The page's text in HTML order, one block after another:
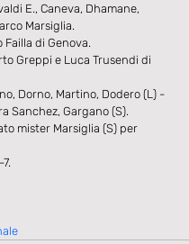
E., Caneva, Dhamane,
Marsiglia.
Failla di Genova.
Greppi e Luca Trusendi di
Dorno, Martino, Dodero (L) -
Sanchez, Gargano (S).
mister Marsiglia (S) per